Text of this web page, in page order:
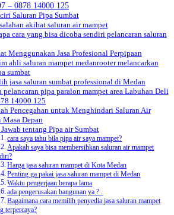
– 0878 14000 125
Saluran Pipa Sumbat
akibat saluran air mampet
cara yang bisa dicoba sendiri pelancaran saluran
Menggunakan Jasa Profesional Perpipaan
ahli saluran mampet medanrooter melancarkan
sumbat
jasa saluran sumbat professional di Medan
pelancaran pipa paralon mampet area Labuhan Deli
14000 125
Pencegahan untuk Menghindari Saluran Air
Depan
tentang Pipa air Sumbat
cara saya tahu bila pipa air saya mampet?
Apakah saya bisa membersihkan saluran air mampet
Harga jasa saluran mampet di Kota Medan
Penting ga pakai jasa saluran mampet di Medan
Waktu pengerjaan berapa lama
ada pengerusakan bangunan ya ? .
Bagaimana cara memilih penyedia jasa saluran mampet
terpercaya?